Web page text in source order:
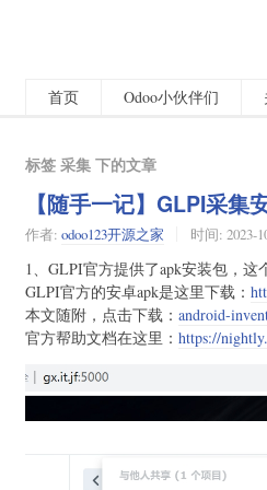
首页 Odoo小伙伴们
标签 采集 下的文章
【随手一记】GLPI采集
作者:odoo123开源之家 时间:2023-
1、GLPI官方提供了apk安装包，这
GLPI官方的安卓apk是这里下载：
本文随附，点击下载：android-
官方帮助文档在这里：https://